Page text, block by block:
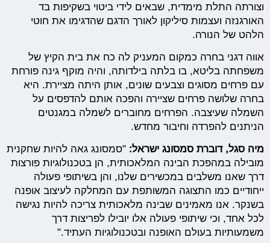
וצורתה התלת מימדית, שבאים לידי ביטוי בשקיפות בד
האורגנזה ועצמות סיליקון לאורך הדגם שהדגימו את חוטי
הלהט של הנורה.
אווה דגני בחרה כמקום המעניק לה כח את בית הקיץ של
משפחתה בליטא, בו בלתה בילדותה, והיה מוקף גינה פורחת
עם פרחים מסוגים וצבעים שונים, אותן היתה מציירת. היא
בחרה שלושה פרחים שציירה והפכה אותם להדפסים על
השמלה שעיצבה. הפרחים מחוברים לשמלה במגנטים
הניתנים להפרדה וחיבור מחדש.
מיה סגל, דוברת סמסונג ישראל: "סמסונג גאה להיות שחקנית
מובילה במהפכת הבינה המלאכותית, הן בטכנולוגיות פורצות
דרך שאנו משלבים במכשירים שלנו, והן בשיתופי פעולה
ייחודיים כמו התצוגה המשותפת עם המחלקה לעיצוב אופנה
בשנקר. אנו מאמינים שבינה מלאכותית צריכה להיות נגישה
לכל אחד, וכי שיתופי פעולה אלו יובילו לפריצות דרך
משמעותיות בעולם האופנה ובטכנולוגיות העתיד."